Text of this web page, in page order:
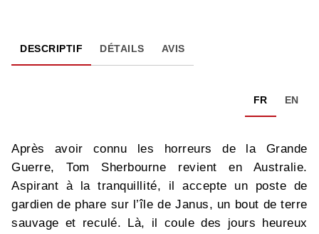
DESCRIPTIF DÉTAILS AVIS
FR EN
Après avoir connu les horreurs de la Grande
Guerre, Tom Sherbourne revient en Australie.
Aspirant à la tranquillité, il accepte un poste de
gardien de phare sur l’île de Janus, un bout de terre
sauvage et reculé. Là, il coule des jours heureux